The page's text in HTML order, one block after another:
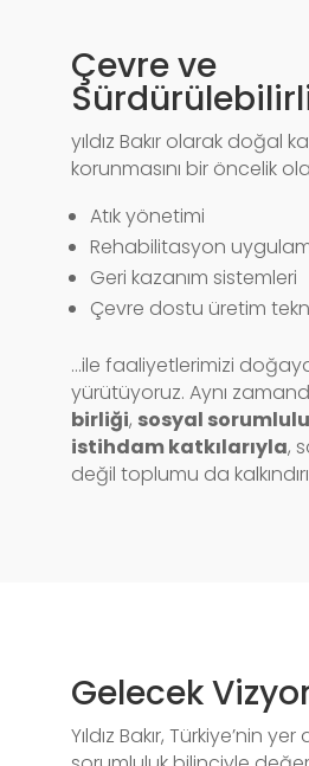
Çevre ve
yıldız Bakır olarak doğal
korunmasını bir öncelik
Atık yönetimi
Rehabilitasyon
Geri kazanım sistemleri
Çevre dostu üretim
…ile faaliyetlerimizi
yürütüyoruz. Aynı
birliği, sosyal
istihdam katkılarıyla,
değil toplumu da
Gelecek
Yıldız Bakır, Türkiye’nin yer